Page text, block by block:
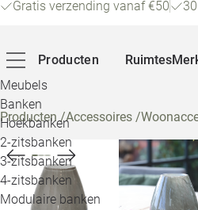
Gratis verzending vanaf €50
Producten
Meubels
Banken
Hoekbanken
2-zitsbanken
3-zitsbanken
4-zitsbanken
Modulaire banken
Ruimtes
Producten/Accessoires /